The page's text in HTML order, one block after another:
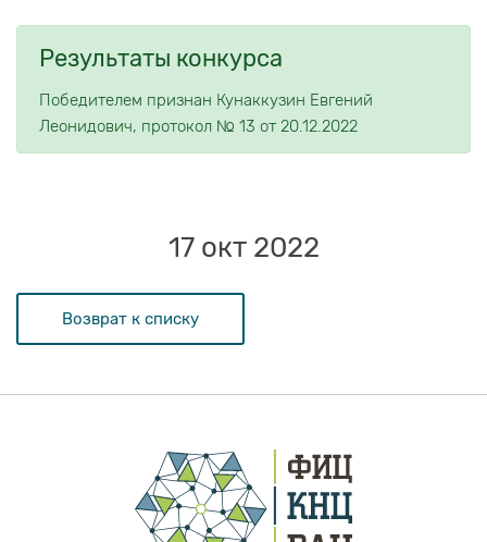
Результаты конкурса
Победителем признан Кунаккузин Евгений
Леонидович, протокол № 13 от 20.12.2022
Возврат к списку
17 окт 2022